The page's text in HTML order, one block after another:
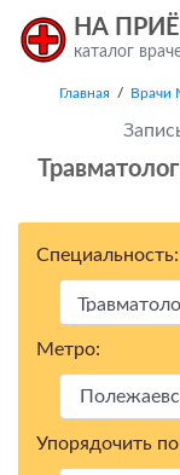
НА
каталог
Главная / Врачи
Специальность:
Метро:
Упорядочить